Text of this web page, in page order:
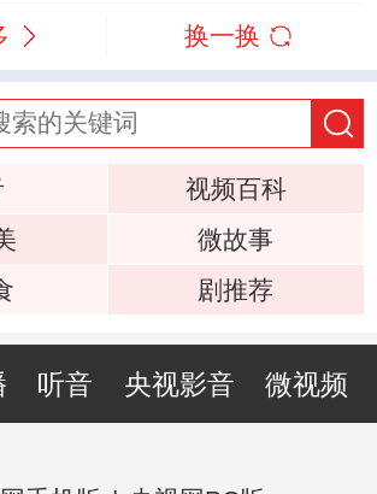
换一换
视频百科
微故事
剧推荐
听音 央视影音 微视频